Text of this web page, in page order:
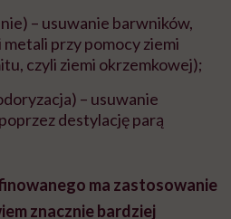
– usuwanie barwników,
przy pomocy ziemi
czyli ziemi okrzemkowej);
– usuwanie
destylację parą
ma zastosowanie
znacznie bardziej